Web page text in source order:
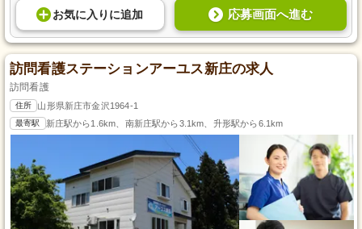
お気に入り に追加 応募画面へ進む
訪問看護ステーションアーユス新庄の求人
訪問看護
住所 山形県新庄市金沢1964-1
最寄駅 新庄駅から1.6km、南新庄駅から3.1km、升形駅から6.1km